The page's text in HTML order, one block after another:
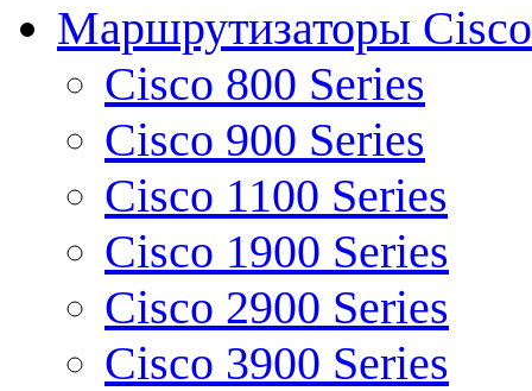
Маршрутизаторы Cisco
Cisco 800 Series
Cisco 900 Series
Cisco 1100 Series
Cisco 1900 Series
Cisco 2900 Series
Cisco 3900 Series